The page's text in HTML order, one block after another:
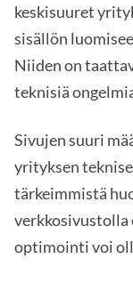
keskisuuret
sisällön
Niiden on
teknisiä
Sivujen suuri
yrityksen
tärkeimmistä
verkkosivustolla
optimointi voi